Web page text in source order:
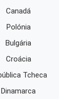
Canadá
Polónia
Bulgária
Croácia
Tcheca
Dinamarca